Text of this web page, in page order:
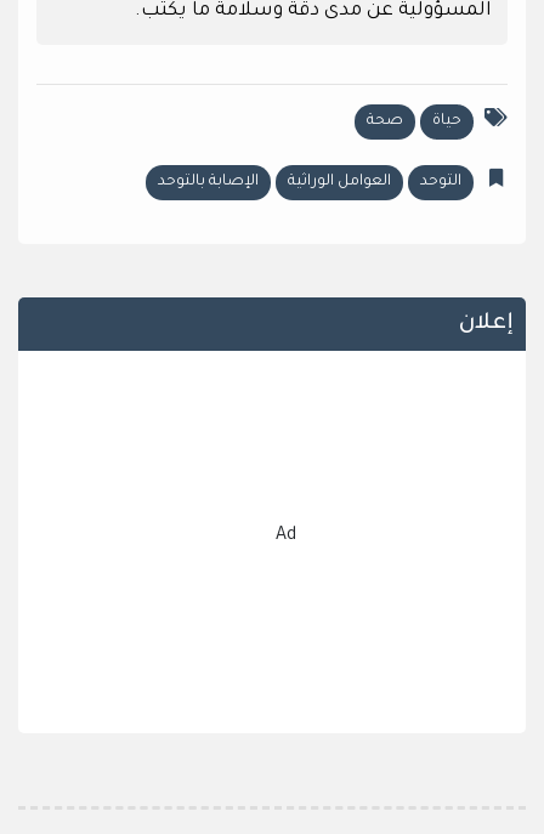
المسؤولية عن مدى دقة وسلامة ما يكتب.
حياة صحة
التوحد العوامل الوراثية الإصابة بالتوحد
إعلان
Ad